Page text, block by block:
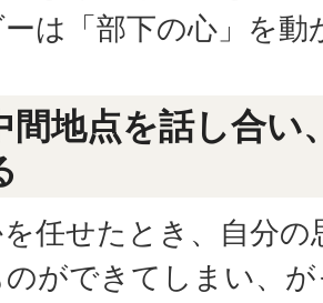
は「部下の心」を
間地点を話し合い
任せたとき、自分
のができてしまい、